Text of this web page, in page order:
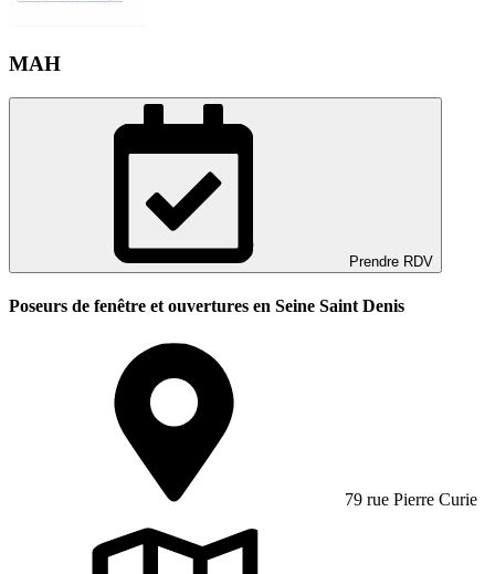
MAH
Prendre RDV
Poseurs de fenêtre et ouvertures en Seine Saint Denis
79 rue Pierre Curie